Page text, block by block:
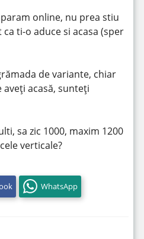
online, nu prea stiu
ti-o aduce si acasa (sper
de variante, chiar
aveți acasă, sunteți
sa zic 1000, maxim 1200
verticale?
WhatsApp